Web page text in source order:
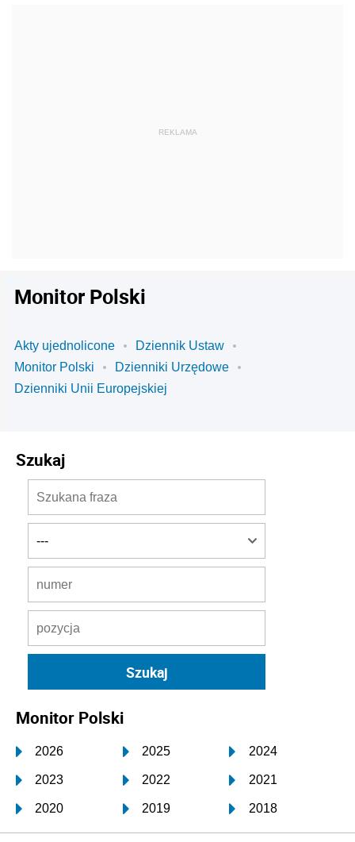
Monitor Polski
Akty ujednolicone
Dziennik Ustaw
Monitor Polski
Dzienniki Urzędowe
Dzienniki Unii Europejskiej
Szukaj
Monitor Polski
2026 2025 2024
2023 2022 2021
2020 2019 2018
2017 2016 2015